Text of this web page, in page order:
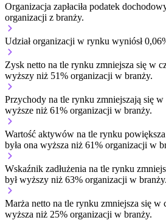
Organizacja zapłaciła podatek
organizacji z branży.
Udział organizacji w rynku wyniósł
Zysk netto na tle rynku zmniejsza się w
wyższy niż 51% organizacji w branży.
Przychody na tle rynku zmniejszają się w
wyższe niż 61% organizacji w branży.
Wartość aktywów na tle rynku
była ona wyższa niż 61% organizacji w
Wskaźnik zadłużenia na tle rynku
był wyższy niż 63% organizacji w branży.
Marża netto na tle rynku zmniejsza się w
wyższa niż 25% organizacji w branży.